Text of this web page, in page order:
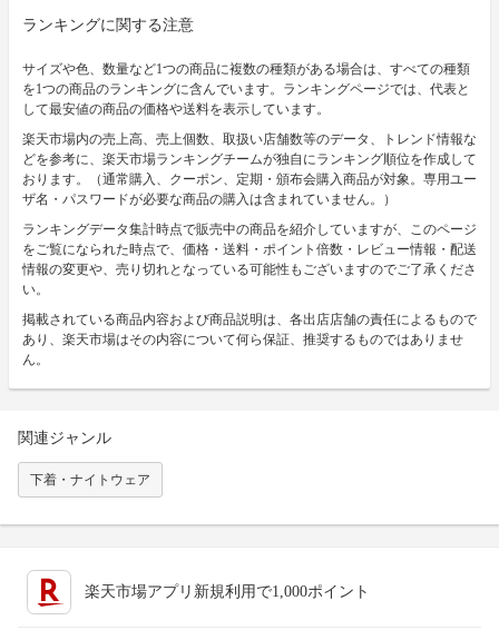
ランキングに関する注意
サイズや色、数量など1つの商品に複数の種類がある場合は、すべての種類
を1つの商品のランキングに含んでいます。ランキングページでは、代表と
して最安値の商品の価格や送料を表示しています。
楽天市場内の売上高、売上個数、取扱い店舗数等のデータ、トレンド情報な
どを参考に、楽天市場ランキングチームが独自にランキング順位を作成して
おります。（通常購入、クーポン、定期・頒布会購入商品が対象。専用ユー
ザ名・パスワードが必要な商品の購入は含まれていません。）
ランキングデータ集計時点で販売中の商品を紹介していますが、このページ
をご覧になられた時点で、価格・送料・ポイント倍数・レビュー情報・配送
情報の変更や、売り切れとなっている可能性もございますのでご了承くださ
い。
掲載されている商品内容および商品説明は、各出店店舗の責任によるもので
あり、楽天市場はその内容について何ら保証、推奨するものではありませ
ん。
関連ジャンル
下着・ナイトウェア
楽天市場アプリ新規利用で1,000ポイント